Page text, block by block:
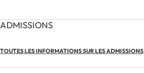
ADMISSIONS
TOUTES LES INFORMATIONS SUR LES ADMISSIONS